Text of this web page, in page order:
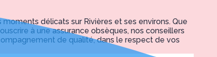
délicats sur Rivières et ses environs. Que
à une assurance obsèques, nos conseillers
de qualité, dans le respect de vos